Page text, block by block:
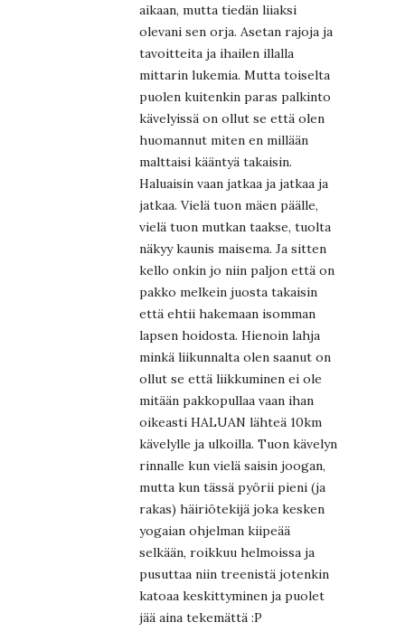
aikaan, mutta tiedän liiaksi
olevani sen orja. Asetan rajoja ja
tavoitteita ja ihailen illalla
mittarin lukemia. Mutta toiselta
puolen kuitenkin paras palkinto
kävelyissä on ollut se että olen
huomannut miten en millään
malttaisi kääntyä takaisin.
Haluaisin vaan jatkaa ja jatkaa ja
jatkaa. Vielä tuon mäen päälle,
vielä tuon mutkan taakse, tuolta
näkyy kaunis maisema. Ja sitten
kello onkin jo niin paljon että on
pakko melkein juosta takaisin
että ehtii hakemaan isomman
lapsen hoidosta. Hienoin lahja
minkä liikunnalta olen saanut on
ollut se että liikkuminen ei ole
mitään pakkopullaa vaan ihan
oikeasti HALUAN lähteä 10km
kävelylle ja ulkoilla. Tuon kävelyn
rinnalle kun vielä saisin joogan,
mutta kun tässä pyörii pieni (ja
rakas) häiriötekijä joka kesken
yogaian ohjelman kiipeää
selkään, roikkuu helmoissa ja
pusuttaa niin treenistä jotenkin
katoaa keskittyminen ja puolet
jää aina tekemättä :P